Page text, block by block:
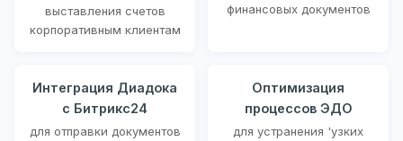
выставления счетов
корпоративным клиентам
финансовых документов
Интеграция Диадока
с Битрикс24
для отправки документов
Оптимизация
процессов ЭДО
для устранения 'узких